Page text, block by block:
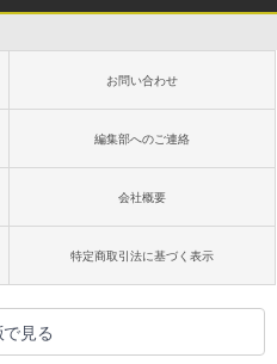
お問い合わせ
編集部へのご連絡
会社概要
特定商取引法に基づく表示
で見る